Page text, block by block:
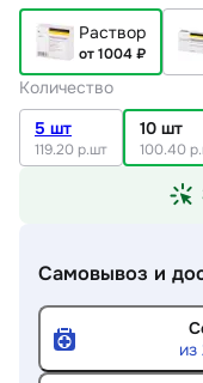
Раствор
от 1004 ₽
Количество
5 шт
119.20 р.шт
10 шт
100.40
Самовывоз и
из